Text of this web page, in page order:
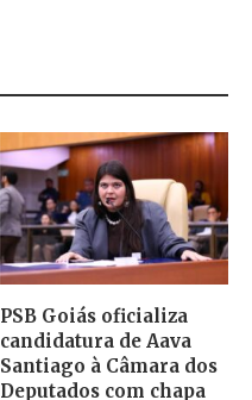
PSB Goiás oficializa
candidatura de Aava
Santiago à Câmara dos
Deputados com chapa